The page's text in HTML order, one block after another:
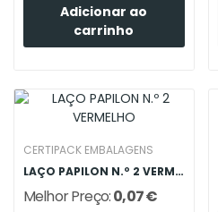
Adicionar ao
carrinho
CERTIPACK EMBALAGENS
LAÇO PAPILON N.º 2 VERMELHO
Melhor Preço:0,07 €